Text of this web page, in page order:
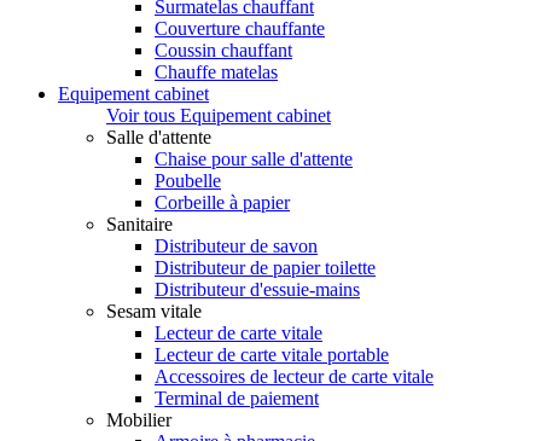
Surmatelas chauffant
Couverture chauffante
Coussin chauffant
Chauffe matelas
Equipement cabinet
Voir tous Equipement cabinet
Salle d'attente
Chaise pour salle d'attente
Poubelle
Corbeille à papier
Sanitaire
Distributeur de savon
Distributeur de papier toilette
Distributeur d'essuie-mains
Sesam vitale
Lecteur de carte vitale
Lecteur de carte vitale portable
Accessoires de lecteur de carte vitale
Terminal de paiement
Mobilier